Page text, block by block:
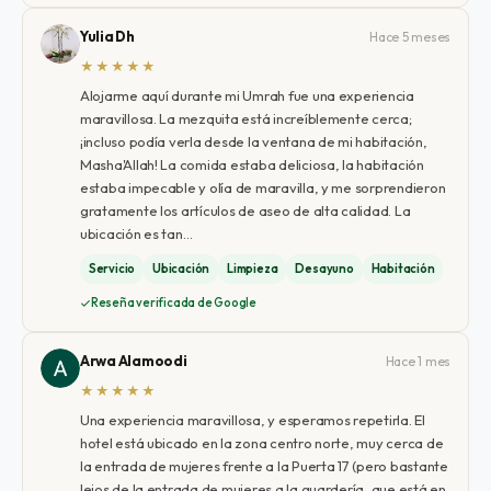
Yulia Dh
Hace 5 meses
★★★★★
Alojarme aquí durante mi Umrah fue una experiencia
maravillosa. La mezquita está increíblemente cerca;
¡incluso podía verla desde la ventana de mi habitación,
Masha'Allah! La comida estaba deliciosa, la habitación
estaba impecable y olía de maravilla, y me sorprendieron
gratamente los artículos de aseo de alta calidad. La
ubicación es tan…
Servicio Ubicación Limpieza Desayuno Habitación
Reseña verificada de Google
Arwa Alamoodi
Hace 1 mes
★★★★★
Una experiencia maravillosa, y esperamos repetirla. El
hotel está ubicado en la zona centro norte, muy cerca de
la entrada de mujeres frente a la Puerta 17 (pero bastante